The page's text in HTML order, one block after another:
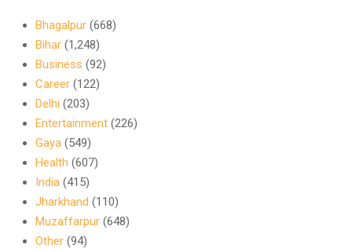
Bhagalpur (668)
Bihar (1,248)
Business (92)
Career (122)
Delhi (203)
Entertainment (226)
Gaya (549)
Health (607)
India (415)
Jharkhand (110)
Muzaffarpur (648)
Other (94)